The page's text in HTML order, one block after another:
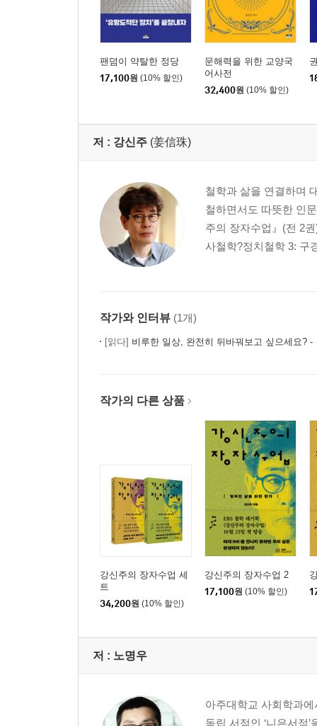
팬덤이 약탈한 정당
17,100원 (10% 할인)
문해력을 위한 교양국
어사전
32,400원 (10% 할인)
저 : 강신주 (姜信珠)
철학과 삶을 연결하며
철하면서도 따뜻한 인
주의 장자수업』(전 2
사철학?정치철학 3: 구
작가와 인터뷰 (1개)
[읽다] 비루한 일상, 완전히 뒤바꿔보고 싶으세요? - 『철학
작가의 다른 상품
강신주의 장자수업 세
트
34,200원 (10% 할인)
강신주의 장자수업 2
17,100원 (10% 할인)
저 : 노명우
아주대학교 사회학과
독립 서점인 ‘니은서점